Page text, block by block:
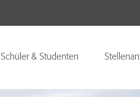
Schüler & Studenten